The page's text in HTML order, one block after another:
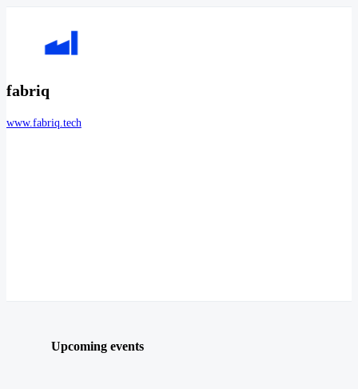
fabriq
www.fabriq.tech
Upcoming events